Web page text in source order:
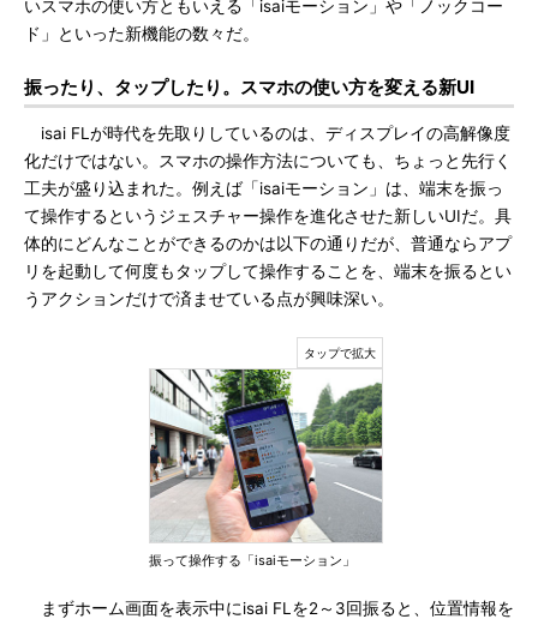
いスマホの使い方ともいえる「isaiモーション」や「ノックコー
ド」といった新機能の数々だ。
振ったり、タップしたり。スマホの使い方を変える新UI
isai FLが時代を先取りしているのは、ディスプレイの高解像度
化だけではない。スマホの操作方法についても、ちょっと先行く
工夫が盛り込まれた。例えば「isaiモーション」は、端末を振っ
て操作するというジェスチャー操作を進化させた新しいUIだ。具
体的にどんなことができるのかは以下の通りだが、普通ならアプ
リを起動して何度もタップして操作することを、端末を振るとい
うアクションだけで済ませている点が興味深い。
振って操作する「isaiモーション」
まずホーム画面を表示中にisai FLを2～3回振ると、位置情報を